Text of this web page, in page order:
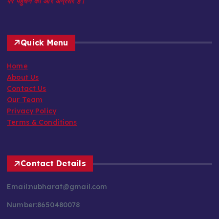
पर पहुँचने की ओर अग्रसर है।
Quick Menu
Home
About Us
Contact Us
Our Team
Privacy Policy
Terms & Conditions
Contact Details
Email:nubharat@gmail.com
Number:8650480078